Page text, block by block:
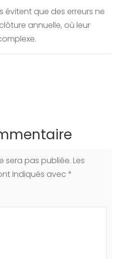
évitent que des erreurs ne
annuelle, où leur
sera pas publiée. Les
indiqués avec *